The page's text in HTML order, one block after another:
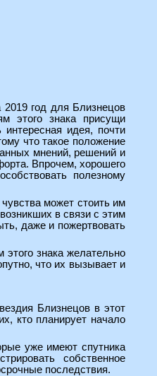
2019 год для Близнецов
этого знака присущи
идея, почти
что такое положение
мнений, решений и
Впрочем, хорошего
полезному
может стоить им
в связи с этим
даже и пожертвовать
знака желательно
что их вызывает и
Близнецов в этот
кто планирует начало
уже имеют спутника
собственное
последствия.